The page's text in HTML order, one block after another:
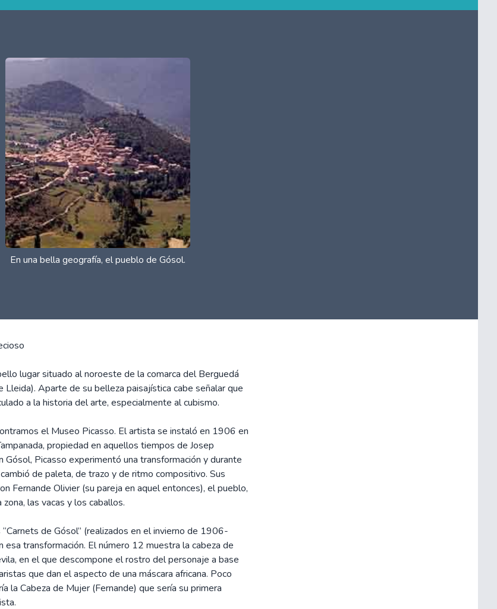
En una bella geografía, el pueblo de Gósol.
lugar situado al noroeste de la comarca del Berguedá
Lleida). Aparte de su belleza paisajística cabe señalar que
a la historia del arte, especialmente al cubismo.
el Museo Picasso. El artista se instaló en 1906 en
propiedad en aquellos tiempos de Josep
Gósol, Picasso experimentó una transformación y durante
de paleta, de trazo y de ritmo compositivo. Sus
Fernande Olivier (su pareja en aquel entonces), el pueblo,
las vacas y los caballos.
de Gósol” (realizados en el invierno de 1906-
esa transformación. El número 12 muestra la cabeza de
en el que descompone el rostro del personaje a base
que dan el aspecto de una máscara africana. Poco
la Cabeza de Mujer (Fernande) que sería su primera